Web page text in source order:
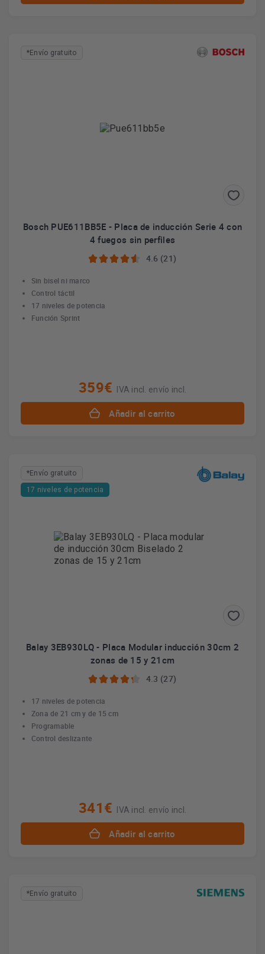
*Envío gratuito
Bosch PUE611BB5E - Placa de inducción Serie 4 con
4 fuegos sin perfiles
4.6 (21)
Sin bisel ni marco
Control táctil
17 niveles de potencia
Función Sprint
359€ IVA incl. envío incl.
Añadir al carrito
*Envío gratuito
17 niveles de potencia
Balay 3EB930LQ - Placa Modular inducción 30cm 2
zonas de 15 y 21cm
4.3 (27)
17 niveles de potencia
Zona de 21 cm y de 15 cm
Programable
Control deslizante
341€ IVA incl. envío incl.
Añadir al carrito
*Envío gratuito